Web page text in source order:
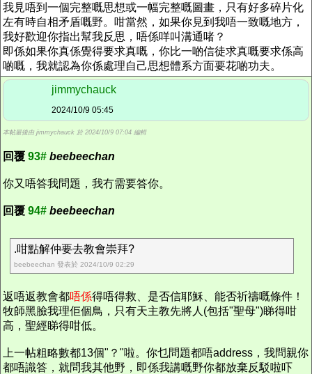
我見唔到一個完整嘅思想或一幅完整嘅圖畫，只有好多碎片化
左有時自相矛盾嘅野。咁當然，如果你見到我唔一致嘅地方，
我好歡迎你指出幫我反思，唔係咩叫溝通啫？
即係如果你真係覺得要求真嘅，你比一啲信徒求真嘅要求係高
啲嘅，我就認為你係處理自己思想體系方面要花啲功夫。
jimmychauck
2024/10/9 05:45
本帖最後由 jimmychauck 於 2024/10/9 07:04 編輯
回覆 93# beebeechan
你又唔答我問題，我冇需要答你。
回覆 94# beebeechan
.咁點解仲要去教會崇拜?
beebeechan 發表於 2024/10/9 02:29
返唔返教會都唔係得唔得救、是否信耶穌、能否祈禱嘅條件！
牧師黑臉我理佢個鳥，只有天主教先將人(包括"聖母")睇得咁
高，聖經睇得咁低。
上一帖粗略數都13個"？"啦。你乜問題都唔address，我問親你
都唔識答，就問我其他野，即係我講嘅野你都放棄反駁啦吓